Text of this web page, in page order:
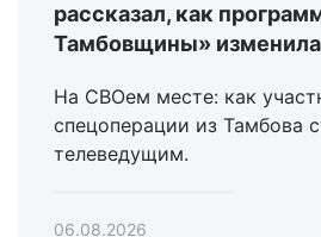
рассказал, как
Тамбовщины» изменила
На СВОем месте: как
спецоперации из Тамбова
телеведущим.
06.08.2026